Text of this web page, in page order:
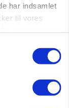
har indsamlet
til vores